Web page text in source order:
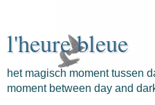
l'heure bleue
het magisch moment tussen
moment between day and